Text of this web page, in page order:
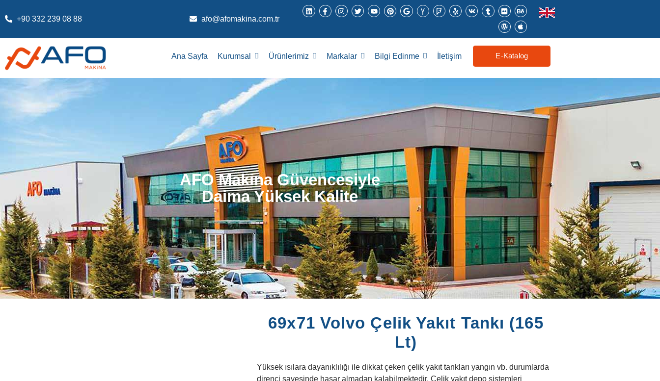
+90 332 239 08 88 afo@afomakina.com.tr
Ana Sayfa Kurumsal Ürünlerimiz Markalar Bilgi Edinme İletişim E-Katalog
AFO Makina Güvencesiyle
Daima Yüksek Kalite
69x71 Volvo Çelik Yakıt Tankı (165
Lt)
Yüksek ısılara dayanıklılığı ile dikkat çeken çelik yakıt tankları yangın vb. durumlarda
direnci sayesinde hasar almadan kalabilmektedir. Çelik yakıt depo sistemleri